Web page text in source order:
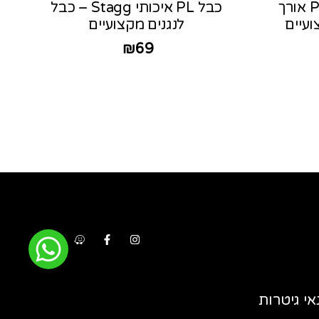
כבל PL 6.3 – RCA x 2 אורך
כבל PL איכותי Stagg – כבל
לנגנים מקצועיים
₪69
גיטרות